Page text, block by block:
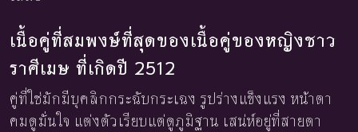
เนื้อคู่ที่สมพงษ์ที่สุดของเนื้อคู่ของหญิงชาว
ราศีเมษ ที่เกิดปี 2512
คู่ที่ใช่มักมีบุคลิกกระฉับกระเฉง รูปร่างแข็งแรง หน้าตา
คมดูมั่นใจ แต่งตัวเรียบแต่ดูภูมิฐาน เสน่ห์อยู่ที่สายตา